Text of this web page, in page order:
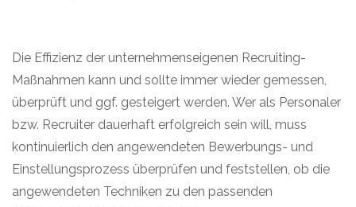
Die Effizienz der unternehmenseigenen Recruiting-
Maßnahmen kann und sollte immer wieder gemessen,
überprüft und ggf. gesteigert werden. Wer als Personaler
bzw. Recruiter dauerhaft erfolgreich sein will, muss
kontinuierlich den angewendeten Bewerbungs- und
Einstellungsprozess überprüfen und feststellen, ob die
angewendeten Techniken zu den passenden